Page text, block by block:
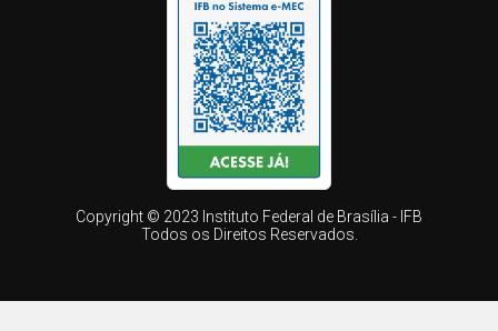
Copyright © 2023 Instituto Federal de Brasília - IFB
Todos os Direitos Reservados.